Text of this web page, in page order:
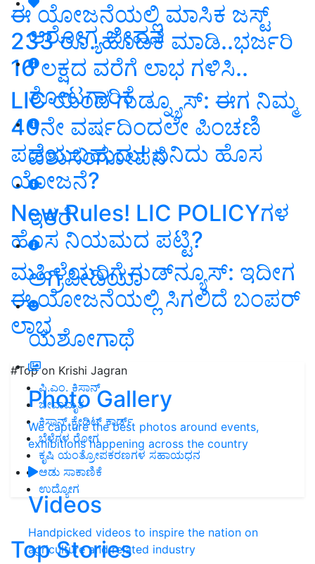
ಆರೋಗ್ಯ ಜೀವನ
ತೋಟಗಾರಿಕೆ
ಪಶುಸಂಗೋಪನೆ
ಇತರೆ
ಅಗ್ರಿಪೀಡಿಯಾ
ಯಶೋಗಾಥೆ
Photo Gallery
We capture the best photos around events,
exhibitions happening across the country
Videos
Handpicked videos to inspire the nation on
agriculture and related industry
ಈ ಯೋಜನೆಯಲ್ಲಿ ಮಾಸಿಕ ಜಸ್ಟ್‌
233 ರೂ. ಹೂಡಿಕೆ ಮಾಡಿ..ಭರ್ಜರಿ
16 ಲಕ್ಷದ ವರೆಗೆ ಲಾಭ ಗಳಿಸಿ..
LIC ಯಿಂದ ಗುಡ್ನ್ಯೂಸ್: ಈಗ ನಿಮ್ಮ
40ನೇ ವರ್ಷದಿಂದಲೇ ಪಿಂಚಣಿ
ಪಡೆಯಬಹುದು! ಏನಿದು ಹೊಸ
ಯೋಜನೆ?
New Rules! LIC POLICYಗಳ
ಹೊಸ ನಿಯಮದ ಪಟ್ಟಿ?
ಮಹಿಳೆಯರಿಗೆ ಗುಡ್‌ನ್ಯೂಸ್‌: ಇದೀಗ
ಈ ಯೋಜನೆಯಲ್ಲಿ ಸಿಗಲಿದೆ ಬಂಪರ್‌
ಲಾಭ
#Top on Krishi Jagran
ಪಿ.ಎಂ. ಕಿಸಾನ್
ಜೀವಾಮೃತ
ಕಿಸಾನ್ ಕ್ರೇಡಿಟ್ ಕಾರ್ಡ್
ಬೆಳೆಗಳ ರೋಗ
ಕೃಷಿ ಯಂತ್ರೋಪಕರಣಗಳ ಸಹಾಯಧನ
ಆಡು ಸಾಕಾಣಿಕೆ
ಉದ್ಯೋಗ
Top Stories